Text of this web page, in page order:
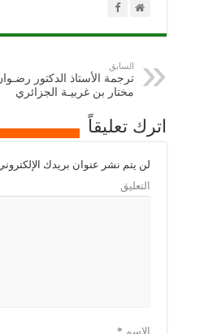
السابق
ترجمة الأستاذ الدكتور
مختار بن غربيـة الجزائري
اترك تعليقاً
لن يتم نشر عنوان بريدك
التعليق
الاسم *